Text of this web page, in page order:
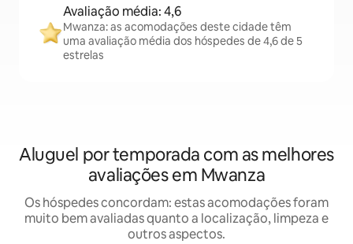
Avaliação média: 4,6
Mwanza: as acomodações deste cidade têm
uma avaliação média dos hóspedes de 4,6 de 5
estrelas
Aluguel por temporada com as melhores
avaliações em Mwanza
Os hóspedes concordam: estas acomodações foram
muito bem avaliadas quanto a localização, limpeza e
outros aspectos.